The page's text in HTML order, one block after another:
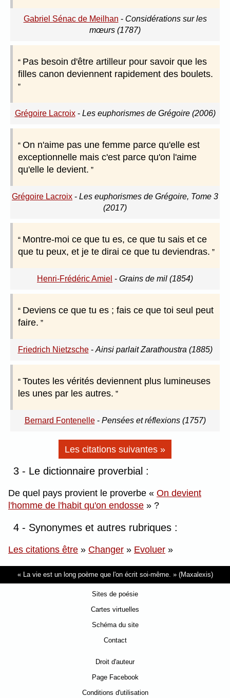
Gabriel Sénac de Meilhan - Considérations sur les
mœurs (1787)
Pas besoin d'être artilleur pour savoir que les
filles canon deviennent rapidement des boulets.
Grégoire Lacroix- Les euphorismes de Grégoire (2006)
On n'aime pas une femme parce qu'elle est
exceptionnelle mais c'est parce qu'on l'aime
qu'elle le devient.
Grégoire Lacroix - Les euphorismes de Grégoire, Tome 3
(2017)
Montre-moi ce que tu es, ce que tu sais et ce
que tu peux, et je te dirai ce que tu deviendras.
Henri-Frédéric Amiel - Grains de mil (1854)
Deviens ce que tu es ; fais ce que toi seul peut
faire.
Friedrich Nietzsche- Ainsi parlait Zarathoustra (1885)
Toutes les vérités deviennent plus lumineuses
les unes par les autres.
Bernard Fontenelle- Pensées et réflexions (1757)
Les citations suivantes »
3 - Le dictionnaire proverbial :
De quel pays provient le proverbe
On devient
l'homme de l'habit qu'on endosse
?
4 - Synonymes et autres rubriques :
Les citations être » Changer » Evoluer »
La vie est un long poème que l'on écrit soi-même. (Maxalexis)
Sites de poésie
Cartes virtuelles
Schéma du site
Contact
Droit d'auteur
Page Facebook
Conditions d'utilisation